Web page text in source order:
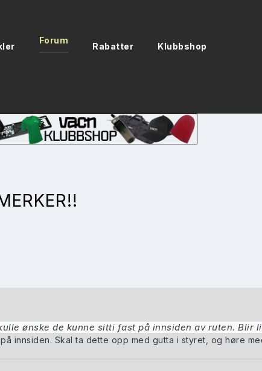
Forum
Rabatter Klubbshop
ønske de kunne sitti fast på innsiden av ruten. Blir
innsiden. Skal ta dette opp med gutta i styret, og høre